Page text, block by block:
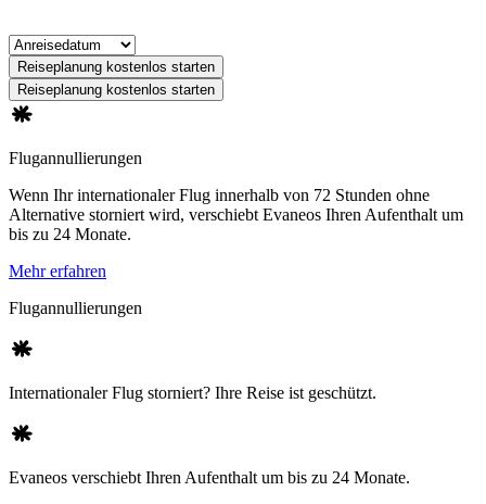
Reiseplanung kostenlos starten
Reiseplanung kostenlos starten
Flugannullierungen
Wenn Ihr internationaler Flug innerhalb von 72 Stunden ohne
Alternative storniert wird, verschiebt Evaneos Ihren Aufenthalt um
bis zu 24 Monate.
Mehr erfahren
Flugannullierungen
Internationaler Flug storniert? Ihre Reise ist geschützt.
Evaneos verschiebt Ihren Aufenthalt um bis zu 24 Monate.